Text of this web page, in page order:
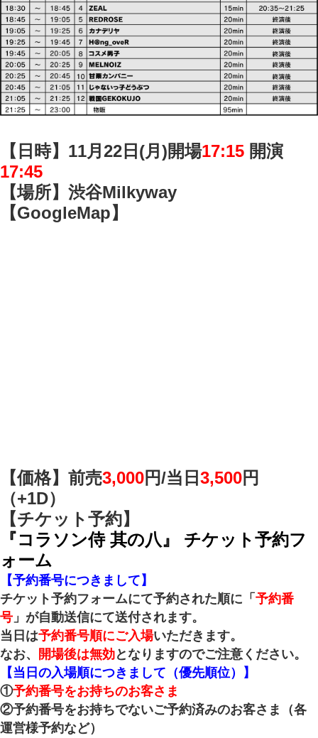
【日時】11月22日(月)開場17:15 開演
17:45
【場所】渋谷Milkyway
【GoogleMap】
【価格】前売3,000円/当日 3,500円
（+1D）
【チケット予約】
『コラソン侍 其の八』 チケット予約フ
ォーム
【予約番号につきまして】
チケット予約フォームにて予約された順に「 予約番
号 」が自動送信にて送付されます。
当日は予約番号順にご入場いただきます。
なお、
開場後は無効となりますのでご注意ください。
【当日の入場順につきまして（優先順位）】
①予約番号をお持ちのお客さま
②予約番号をお持ちでないご予約済みのお客さま（各
運営様予約など）